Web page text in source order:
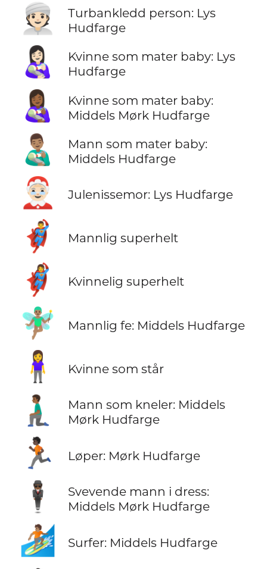
👳🏻
Turbankledd person: Lys
Hudfarge
👩🏻‍🍼
Kvinne som mater baby: Lys
Hudfarge
👩🏾‍🍼
Kvinne som mater baby:
Middels Mørk Hudfarge
👨🏽‍🍼
Mann som mater baby:
Middels Hudfarge
🤶🏻 Julenissemor: Lys Hudfarge
🦸‍♂️ Mannlig superhelt
🦸‍♀️ Kvinnelig superhelt
🧚🏽‍♂️ Mannlig fe: Middels Hudfarge
🧍‍♀️ Kvinne som står
🧎🏾‍♂️
Mann som kneler: Middels
Mørk Hudfarge
🏃🏿 Løper: Mørk Hudfarge
🕴🏾
Svevende mann i dress:
Middels Mørk Hudfarge
🏄🏽 Surfer: Middels Hudfarge